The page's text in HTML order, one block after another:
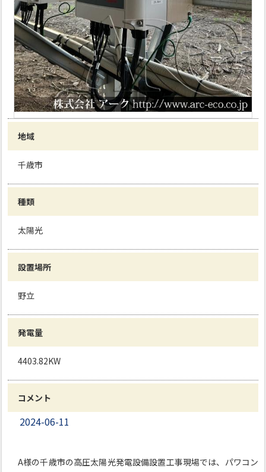
地域
千歳市
種類
太陽光
設置場所
野立
発電量
4403.82KW
コメント
2024-06-11
A様の千歳市の高圧太陽光発電設備設置工事現場では、パワコン